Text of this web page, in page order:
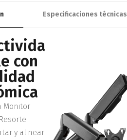
Especificaciones técnicas
con
Monitor
y alinear